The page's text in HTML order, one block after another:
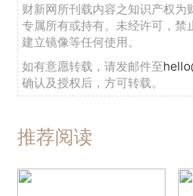
财新网所刊载内容之知识产权为
专属所有或持有。未经许可，禁
建立镜像等任何使用。
如有意愿转载，请发邮件至
确认及授权后，方可转载。
推荐阅读